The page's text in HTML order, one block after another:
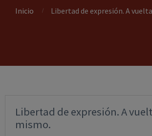
Inicio Libertad de expresión. A
Libertad de expresión. A
mismo.